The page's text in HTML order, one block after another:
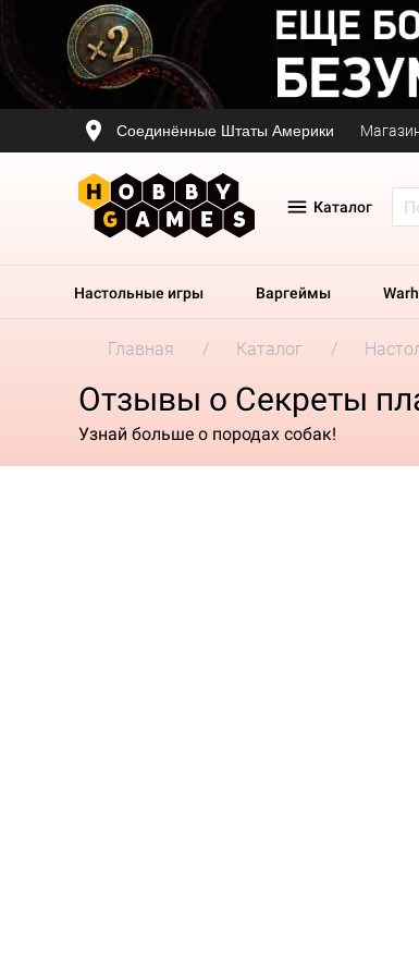
Соединённые Штаты Америки
Каталог
Настольные игры Варгеймы
Главная Каталог
Отзывы о Секреты
Узнай больше о породах собак!